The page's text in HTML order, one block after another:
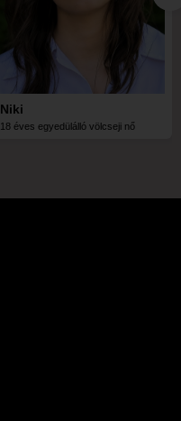
Niki
18 éves egyedülálló völcseji nő